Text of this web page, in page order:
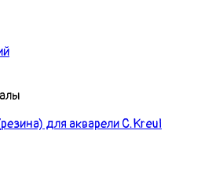
для акварели С.Kreul